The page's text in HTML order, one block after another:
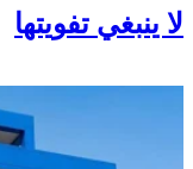
لا ينبغي تفويتها